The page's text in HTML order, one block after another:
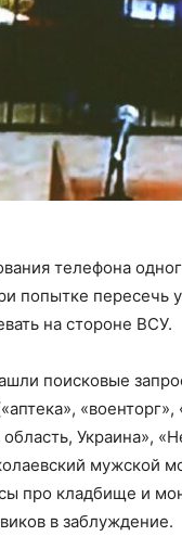
телефона
попытке пересечь
на стороне ВСУ.
поисковые
Украина»,
мужской
про кладбище и
в заблуждение.